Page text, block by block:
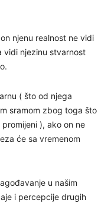
njenu realnost ne vidi
vidi njezinu stvarnost
( što od njega
sramom zbog toga što
), ako on ne
će sa vremenom
u našim
i percepcije drugih